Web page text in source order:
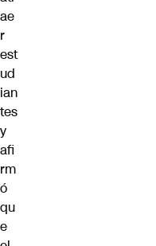
ae
r
est
ud
ian
tes
y
afi
rm
ó
qu
e